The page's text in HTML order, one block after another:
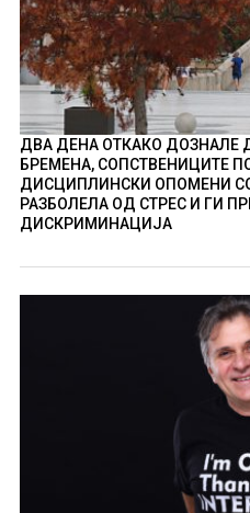
ДВА ДЕНА ОТКАКО ДОЗНАЛЕ
БРЕМЕНА, СОПСТВЕНИЦИТЕ
ДИСЦИПЛИНСКИ ОПОМЕНИ СО
РАЗБОЛЕЛА ОД СТРЕС И ГИ
ДИСКРИМИНАЦИЈА